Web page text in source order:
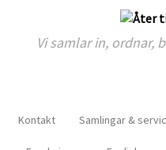
content
Vi samlar in, ordnar,
Kontakt Samlingar &
begravningskassa